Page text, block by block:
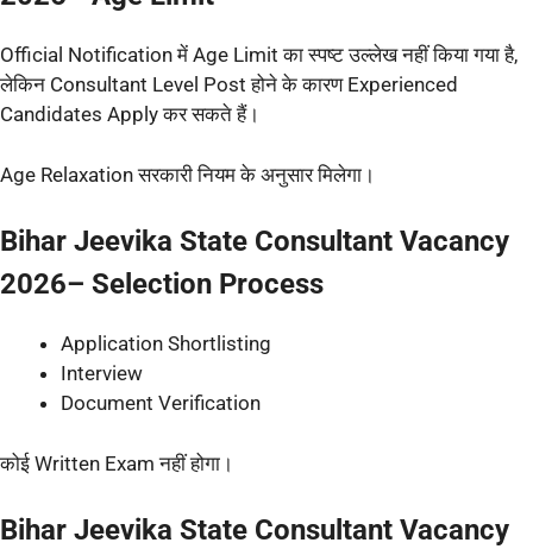
Official Notification में Age Limit का स्पष्ट उल्लेख नहीं किया गया है,
लेकिन Consultant Level Post होने के कारण Experienced
Candidates Apply कर सकते हैं।
Age Relaxation सरकारी नियम के अनुसार मिलेगा।
Bihar Jeevika State Consultant Vacancy
2026– Selection Process
Application Shortlisting
Interview
Document Verification
कोई Written Exam नहीं होगा।
Bihar Jeevika State Consultant Vacancy